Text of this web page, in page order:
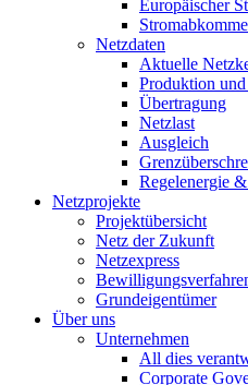
Europäischer
Netzdaten
Aktuelle
Produktion
Übertragung
Netzlast
Ausgleich
Regelenergie
Netzprojekte
Projektübersicht
Netz der Zukunft
Netzexpress
Grundeigentümer
Über uns
Unternehmen
All dies
Corporate